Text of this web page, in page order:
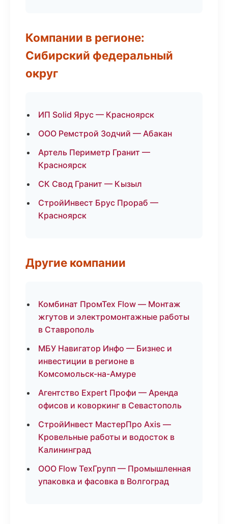
Компании в регионе:
Сибирский федеральный
округ
ИП Solid Ярус — Красноярск
ООО Ремстрой Зодчий — Абакан
Артель Периметр Гранит —
Красноярск
СК Свод Гранит — Кызыл
СтройИнвест Брус Прораб —
Красноярск
Другие компании
Комбинат ПромТех Flow — Монтаж
жгутов и электромонтажные работы
в Ставрополь
МБУ Навигатор Инфо — Бизнес и
инвестиции в регионе в
Комсомольск-на-Амуре
Агентство Expert Профи — Аренда
офисов и коворкинг в Севастополь
СтройИнвест МастерПро Axis —
Кровельные работы и водосток в
Калининград
ООО Flow ТехГрупп — Промышленная
упаковка и фасовка в Волгоград